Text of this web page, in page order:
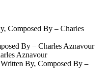
Composed By – Charles
By – Charles Aznavour
Aznavour
By, Composed By –